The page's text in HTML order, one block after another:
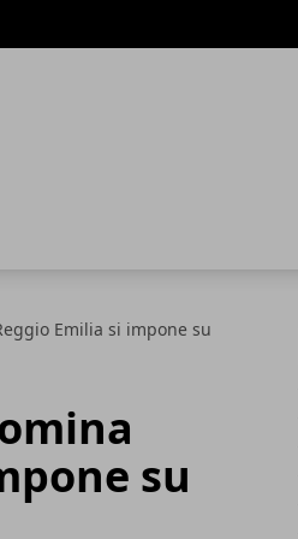
Emilia si impone su
su